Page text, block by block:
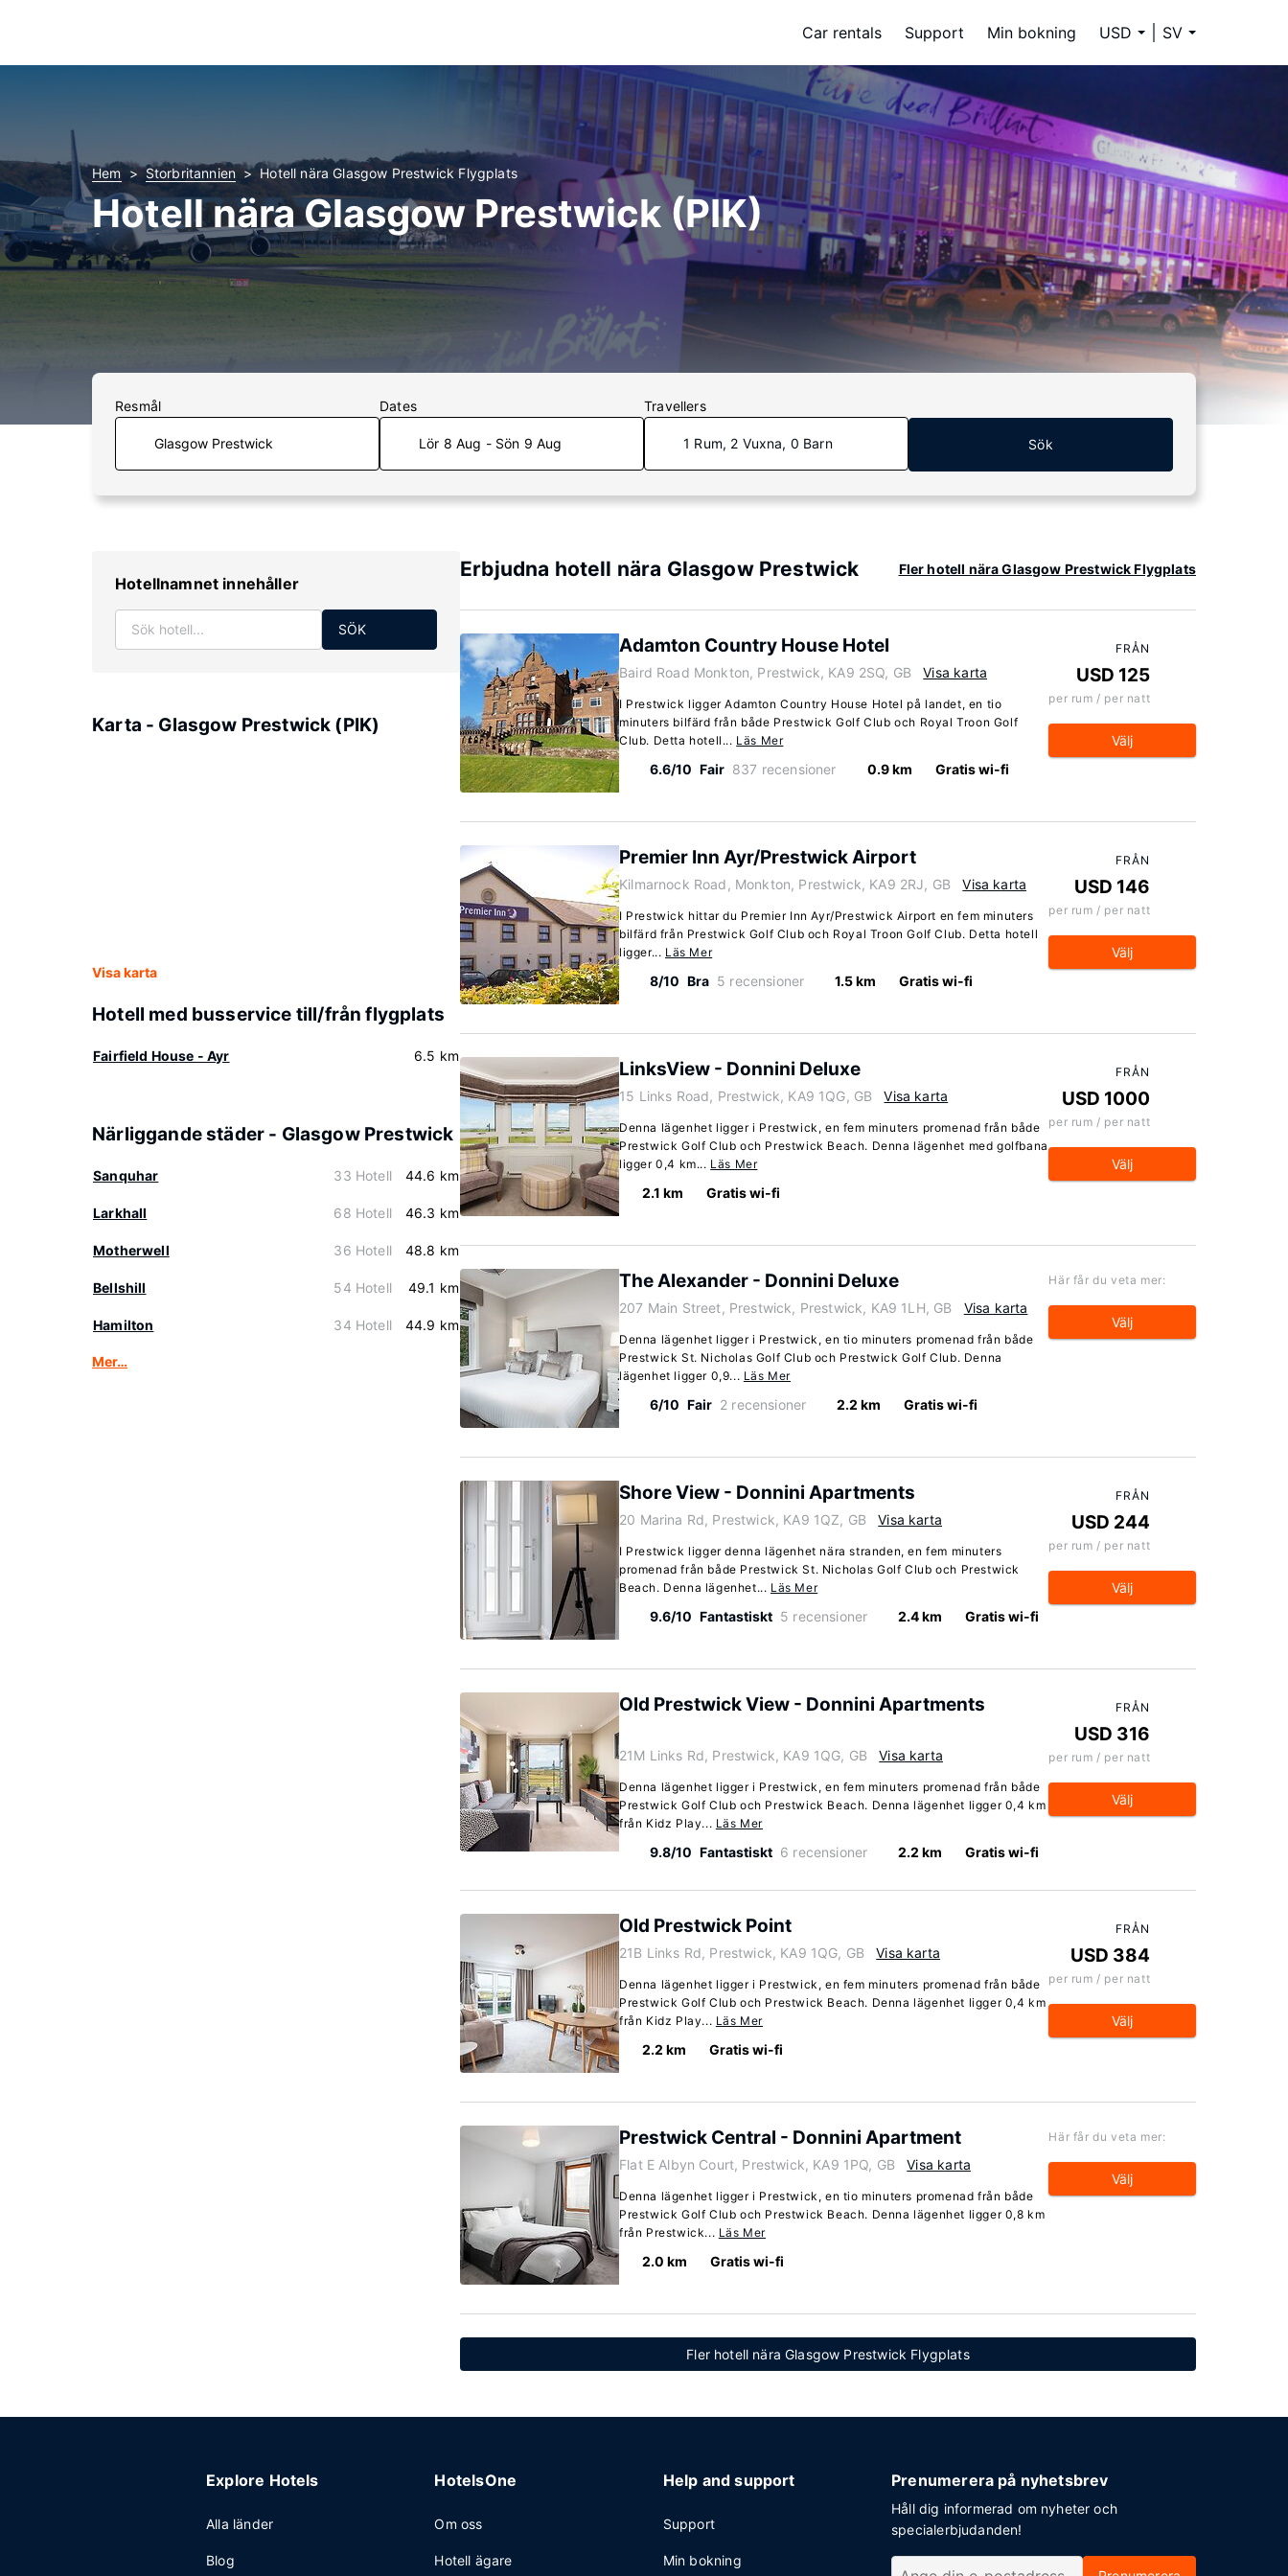
Car rentals Support Min bokning USD SV
Hem Storbritannien Hotell nära Glasgow Prestwick Flygplats
Hotell nära Glasgow Prestwick (PIK)
Resmål Dates
Lör 8 Aug - Sön 9 Aug
Travellers
1 Rum, 2 Vuxna, 0 Barn Sök
Hotellnamnet innehåller
SÖK
Karta - Glasgow Prestwick (PIK)
Visa karta
Hotell med busservice till/från flygplats
Fairfield House - Ayr 6.5 km
Närliggande städer - Glasgow Prestwick
Sanquhar 33 Hotell 44.6 km
Larkhall 68 Hotell 46.3 km
Motherwell 36 Hotell 48.8 km
Bellshill 54 Hotell 49.1 km
Hamilton 34 Hotell 44.9 km
Mer…
Erbjudna hotell nära Glasgow Prestwick Fler hotell nära Glasgow Prestwick Flygplats
Adamton Country House Hotel
Baird Road Monkton, Prestwick, KA9 2SQ, GB Visa karta
I Prestwick ligger Adamton Country House Hotel på landet, en tio
minuters bilfärd från både Prestwick Golf Club och Royal Troon Golf
Club. Detta hotell... Läs Mer
6.6/10 Fair 837 recensioner 0.9 km Gratis wi-fi
FRÅN
USD 125
per rum / per natt
Välj
Premier Inn Ayr/Prestwick Airport
Kilmarnock Road, Monkton, Prestwick, KA9 2RJ, GB Visa karta
I Prestwick hittar du Premier Inn Ayr/Prestwick Airport en fem minuters
bilfärd från Prestwick Golf Club och Royal Troon Golf Club. Detta hotell
ligger... Läs Mer
8/10 Bra 5 recensioner 1.5 km Gratis wi-fi
FRÅN
USD 146
per rum / per natt
Välj
LinksView - Donnini Deluxe
15 Links Road, Prestwick, KA9 1QG, GB Visa karta
Denna lägenhet ligger i Prestwick, en fem minuters promenad från både
Prestwick Golf Club och Prestwick Beach. Denna lägenhet med golfbana
ligger 0,4 km... Läs Mer
2.1 km Gratis wi-fi
FRÅN
USD 1000
per rum / per natt
Välj
The Alexander - Donnini Deluxe
207 Main Street, Prestwick, Prestwick, KA9 1LH, GB Visa karta
Denna lägenhet ligger i Prestwick, en tio minuters promenad från både
Prestwick St. Nicholas Golf Club och Prestwick Golf Club. Denna
lägenhet ligger 0,9... Läs Mer
6/10 Fair 2 recensioner 2.2 km Gratis wi-fi
Här får du veta mer:
Välj
Shore View - Donnini Apartments
20 Marina Rd, Prestwick, KA9 1QZ, GB Visa karta
I Prestwick ligger denna lägenhet nära stranden, en fem minuters
promenad från både Prestwick St. Nicholas Golf Club och Prestwick
Beach. Denna lägenhet... Läs Mer
9.6/10 Fantastiskt 5 recensioner 2.4 km Gratis wi-fi
FRÅN
USD 244
per rum / per natt
Välj
Old Prestwick View - Donnini Apartments
21M Links Rd, Prestwick, KA9 1QG, GB Visa karta
Denna lägenhet ligger i Prestwick, en fem minuters promenad från både
Prestwick Golf Club och Prestwick Beach. Denna lägenhet ligger 0,4 km
från Kidz Play... Läs Mer
9.8/10 Fantastiskt 6 recensioner 2.2 km Gratis wi-fi
FRÅN
USD 316
per rum / per natt
Välj
Old Prestwick Point
21B Links Rd, Prestwick, KA9 1QG, GB Visa karta
Denna lägenhet ligger i Prestwick, en fem minuters promenad från både
Prestwick Golf Club och Prestwick Beach. Denna lägenhet ligger 0,4 km
från Kidz Play... Läs Mer
2.2 km Gratis wi-fi
FRÅN
USD 384
per rum / per natt
Välj
Prestwick Central - Donnini Apartment
Flat E Albyn Court, Prestwick, KA9 1PQ, GB Visa karta
Denna lägenhet ligger i Prestwick, en tio minuters promenad från både
Prestwick Golf Club och Prestwick Beach. Denna lägenhet ligger 0,8 km
från Prestwick... Läs Mer
2.0 km Gratis wi-fi
Här får du veta mer:
Välj
Fler hotell nära Glasgow Prestwick Flygplats
Explore Hotels
Alla länder
Blog
HotelsOne
Om oss
Hotell ägare
Help and support
Support
Min bokning
Prenumerera på nyhetsbrev
Håll dig informerad om nyheter och
specialerbjudanden!